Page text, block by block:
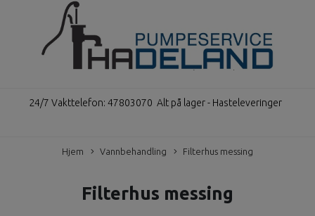
24/7 Vakttelefon: 47803070 Alt på lager - Hasteleveringer
Hjem Vannbehandling Filterhus messing
Filterhus messing